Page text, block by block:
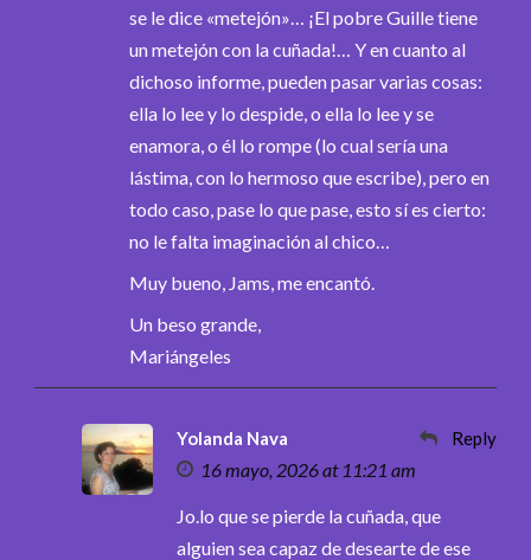
se le dice «metejón»… ¡El pobre Guille tiene
un metejón con la cuñada!… Y en cuanto al
dichoso informe, pueden pasar varias cosas:
ella lo lee y lo despide, o ella lo lee y se
enamora, o él lo rompe (lo cual sería una
lástima, con lo hermoso que escribe), pero en
todo caso, pase lo que pase, esto sí es cierto:
no le falta imaginación al chico…
Muy bueno, Jams, me encantó.
Un beso grande,
Mariángeles
Yolanda Nava
16 mayo, 2026 at 11:21 am
Reply
Jo.lo que se pierde la cuñada, que
alguien sea capaz de desearte de ese